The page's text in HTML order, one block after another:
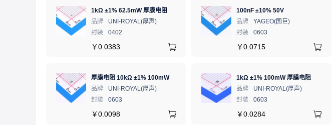
1kΩ ±1% 62.5mW 厚膜电阻
品牌
UNI-ROYAL(厚声)
封装
0402
￥0.0383
100nF ±10% 50V
品牌
YAGEO(国巨)
封装
0603
￥0.0715
厚膜电阻 10kΩ ±1% 100mW
品牌
UNI-ROYAL(厚声)
封装
0603
￥0.0098
1kΩ ±1% 100mW 厚膜电阻
品牌
UNI-ROYAL(厚声)
封装
0603
￥0.0284